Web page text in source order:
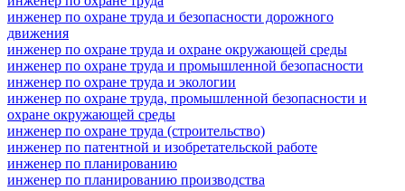
инженер по охране труда и безопасности дорожного
движения
инженер по охране труда и охране окружающей среды
инженер по охране труда и промышленной безопасности
инженер по охране труда и экологии
инженер по охране труда, промышленной безопасности и
охране окружающей среды
инженер по охране труда (строительство)
инженер по патентной и изобретательской работе
инженер по планированию
инженер по планированию производства